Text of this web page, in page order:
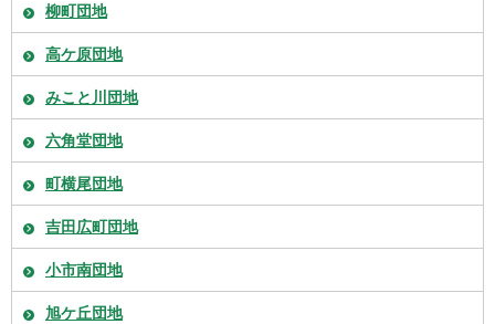
柳町団地
高ケ原団地
みこと川団地
六角堂団地
町横尾団地
吉田広町団地
小市南団地
旭ケ丘団地